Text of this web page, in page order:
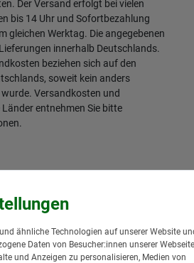
. Der Versand erfolgt bei vielen
bis 14 Uhr und Sofortbezahlung
gleichen Werktag. Die angegebenen
innerhalb Deutschlands.
beziehen sich auf den
soweit kein anders
Versandkosten und
entnehmen Sie bitte
.
ähnliche Technologien auf unserer Website
Daten von Besucher:innen unserer
und Anzeigen zu personalisieren, Medien von